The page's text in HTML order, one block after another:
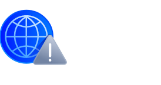
для водителей.